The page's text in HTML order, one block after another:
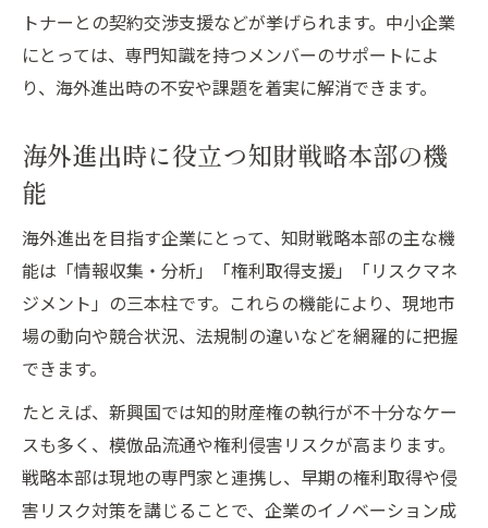
トナーとの契約交渉支援などが挙げられます。中小企業
にとっては、専門知識を持つメンバーのサポートによ
り、海外進出時の不安や課題を着実に解消できます。
海外進出時に役立つ知財戦略本部の機
能
海外進出を目指す企業にとって、知財戦略本部の主な機
能は「情報収集・分析」「権利取得支援」「リスクマネ
ジメント」の三本柱です。これらの機能により、現地市
場の動向や競合状況、法規制の違いなどを網羅的に把握
できます。
たとえば、新興国では知的財産権の執行が不十分なケー
スも多く、模倣品流通や権利侵害リスクが高まります。
戦略本部は現地の専門家と連携し、早期の権利取得や侵
害リスク対策を講じることで、企業のイノベーション成